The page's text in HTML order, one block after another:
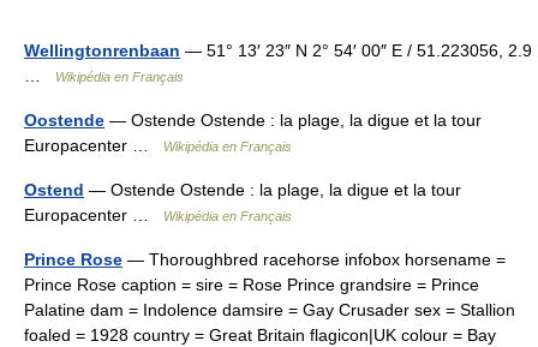
Wellingtonrenbaan — 51° 13′ 23″ N 2° 54′ 00″ E / 51.223056, 2.9
…
Wikipédia en Français
Oostende — Ostende Ostende : la plage, la digue et la tour
Europacenter …
Wikipédia en Français
Ostend — Ostende Ostende : la plage, la digue et la tour
Europacenter …
Wikipédia en Français
Prince Rose — Thoroughbred racehorse infobox horsename =
Prince Rose caption = sire = Rose Prince grandsire = Prince
Palatine dam = Indolence damsire = Gay Crusader sex = Stallion
foaled = 1928 country = Great Britain flagicon|UK colour = Bay